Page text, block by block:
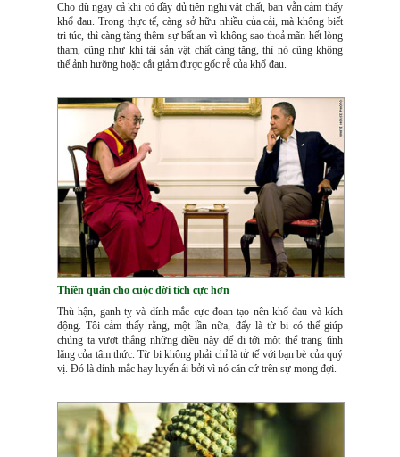
Cho dù ngay cả khi có đầy đủ tiện nghi vật chất, bạn vẫn cảm thấy
khổ đau. Trong thực tế, càng sở hữu nhiều của cải, mà không biết
tri túc, thì càng tăng thêm sự bất an vì không sao thoả mãn hết lòng
tham, cũng như khi tài sản vật chất càng tăng, thì nó cũng không
thể ảnh hưỡng hoặc cắt giảm được gốc rễ của khổ đau.
Thiền quán cho cuộc đời tích cực hơn
Thù hận, ganh tỵ và dính mắc cực đoan tạo nên khổ đau và kích
động. Tôi cảm thấy rằng, một lần nữa, đấy là từ bi có thể giúp
chúng ta vượt thắng những điều này để đi tới một thể trạng tĩnh
lặng của tâm thức. Từ bi không phải chỉ là tử tế với bạn bè của quý
vị. Đó là dính mắc hay luyến ái bởi vì nó căn cứ trên sự mong đợi.